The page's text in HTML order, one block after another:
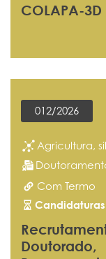
COLAPA-3D
012/2026
Agricultura,
Com Termo
Candidaturas